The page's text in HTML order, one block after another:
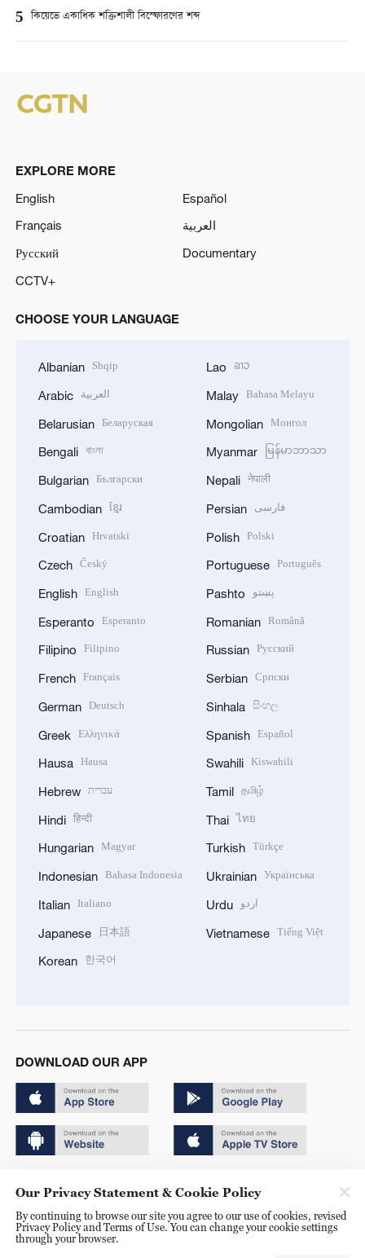
5 কিয়েভে একাধিক শক্তিশালী বিস্ফোরণের শব্দ
EXPLORE MORE
English
Español
Français
العربية
Русский
Documentary
CCTV+
CHOOSE YOUR LANGUAGE
Albanian Shqip
Arabic العربية
Belarusian Беларуская
Bengali বাংলা
Bulgarian Български
Cambodian ខ្មែរ
Croatian Hrvatski
Czech Český
English English
Esperanto Esperanto
Filipino Filipino
French Français
German Deutsch
Greek Ελληνικά
Hausa Hausa
Hebrew עברית
Hindi हिन्दी
Hungarian Magyar
Indonesian Bahasa Indonesia
Italian Italiano
Japanese 日本語
Korean 한국어
Lao ລາວ
Malay Bahasa Melayu
Mongolian Монгол
Myanmar မြန်မာဘာသာ
Nepali नेपाली
Persian فارسی
Polish Polski
Portuguese Português
Pashto پښتو
Romanian Română
Russian Русский
Serbian Српски
Sinhala සිංහල
Spanish Español
Swahili Kiswahili
Tamil தமிழ்
Thai ไทย
Turkish Türkçe
Ukrainian Українська
Urdu اردو
Vietnamese Tiếng Việt
DOWNLOAD OUR APP
京ICP备20000184号
京公网安备 11010502050052号
Our Privacy Statement & Cookie Policy
By continuing to browse our site you agree to our use of cookies, revised
Privacy Policy and Terms of Use. You can change your cookie settings
through your browser.